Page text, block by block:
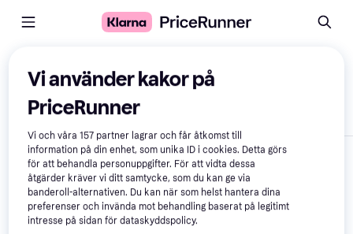
Jämför produkter
Visa endast skillnader
Vi använder kakor på
PriceRunner
Vi och våra157 partner lagrar och får åtkomst till
information på din enhet, som unika ID i cookies. Detta görs
för att behandla personuppgifter. För att vidta dessa
åtgärder kräver vi ditt samtycke, som du kan ge via
banderoll-alternativen. Du kan när som helst hantera dina
preferenser och invända mot behandling baserat på legitimt
intresse på sidan för dataskyddspolicy.